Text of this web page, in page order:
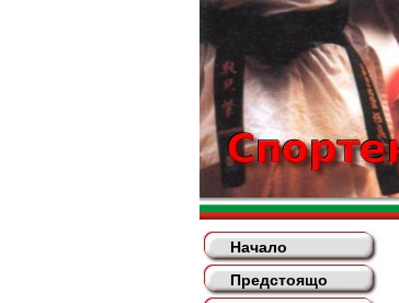
Начало
Предстоящо